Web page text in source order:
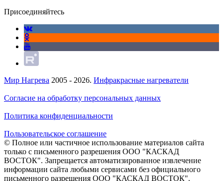
Присоединяйтесь
Мир Нагрева 2005 - 2026. Инфракрасные нагреватели
Согласие на обработку персональных данных
Политика конфиденциальности
Пользовательское соглашение
© Полное или частичное использование материалов сайта
только с письменного разрешения ООО "КАСКАД
ВОСТОК". Запрещается автоматизированное извлечение
информации сайта любыми сервисами без официального
письменного разрешения ООО "КАСКАД ВОСТОК".